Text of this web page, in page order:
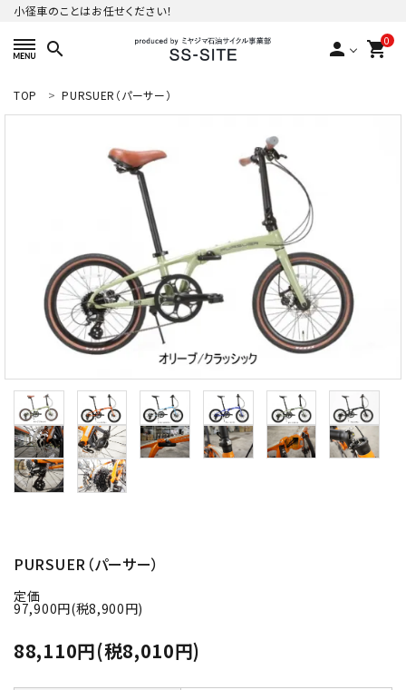
小径車のことはお任せください！
search person 0
shopping_cart
ACCOUNT MENU
person 新規会員登録
ご利用ガイド
プライバシーポリシー
特定商取引法について
お問い合わせ
TOP PURSUER（パーサー）
PURSUER（パーサー）
定価
97,900円(税8,900円)
88,110円(税8,010円)